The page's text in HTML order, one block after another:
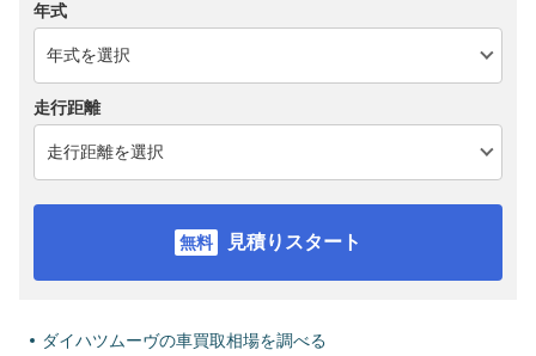
年式
走行距離
見積りスタート
ダイハツムーヴの車買取相場を調べる